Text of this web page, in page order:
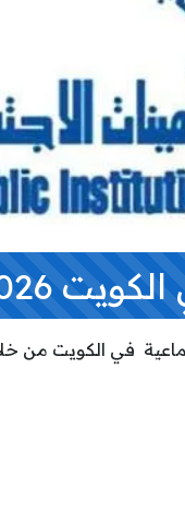
2026
في الكويت من